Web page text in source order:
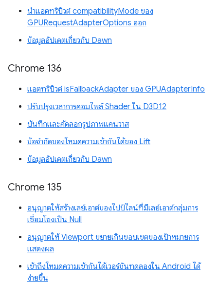
นำแอตทริบิวต์ compatibilityMode ของ
GPURequestAdapterOptions ออก
ข้อมูลอัปเดตเกี่ยวกับ Dawn
Chrome 136
แอตทริบิวต์ isFallbackAdapter ของ GPUAdapterInfo
ปรับปรุงเวลาการคอมไพล์ Shader ใน D3D12
บันทึกและคัดลอกรูปภาพแคนวาส
ข้อจำกัดของโหมดความเข้ากันได้ของ Lift
ข้อมูลอัปเดตเกี่ยวกับ Dawn
Chrome 135
อนุญาตให้สร้างเลย์เอาต์ของไปป์ไลน์ที่มีเลย์เอาต์กลุ่มการ
เชื่อมโยงเป็น Null
อนุญาตให้ Viewport ขยายเกินขอบเขตของเป้าหมายการ
แสดงผล
เข้าถึงโหมดความเข้ากันได้เวอร์ชันทดลองใน Android ได้
ง่ายขึ้น